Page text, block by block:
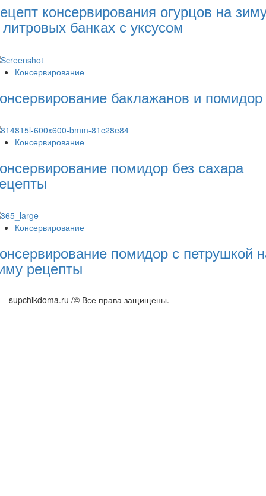
консервирования огурцов на
банках с уксусом
Консервирование
баклажанов и помидор
Консервирование
помидор без сахара
Консервирование
помидор с петрушкой
рецепты
supchikdoma.ru /© Все права защищены.